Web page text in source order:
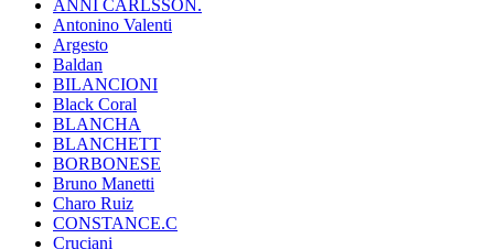
ANNI CARLSSON.
Antonino Valenti
Argesto
Baldan
BILANCIONI
Black Coral
BLANCHA
BLANCHETT
BORBONESE
Bruno Manetti
Charo Ruiz
CONSTANCE.C
Cruciani